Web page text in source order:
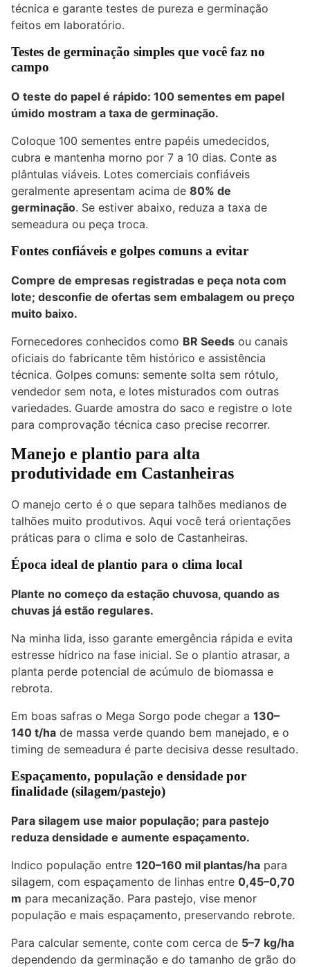
técnica e garante testes de pureza e germinação
feitos em laboratório.
Testes de germinação simples que você faz no
campo
O teste do papel é rápido: 100 sementes em papel
úmido mostram a taxa de germinação.
Coloque 100 sementes entre papéis umedecidos,
cubra e mantenha morno por 7 a 10 dias. Conte as
plântulas viáveis. Lotes comerciais confiáveis
geralmente apresentam acima de 80% de
germinação. Se estiver abaixo, reduza a taxa de
semeadura ou peça troca.
Fontes confiáveis e golpes comuns a evitar
Compre de empresas registradas e peça nota com
lote; desconfie de ofertas sem embalagem ou preço
muito baixo.
Fornecedores conhecidos como BR Seeds ou canais
oficiais do fabricante têm histórico e assistência
técnica. Golpes comuns: semente solta sem rótulo,
vendedor sem nota, e lotes misturados com outras
variedades. Guarde amostra do saco e registre o lote
para comprovação técnica caso precise recorrer.
Manejo e plantio para alta
produtividade em Castanheiras
O manejo certo é o que separa talhões medianos de
talhões muito produtivos. Aqui você terá orientações
práticas para o clima e solo de Castanheiras.
Época ideal de plantio para o clima local
Plante no começo da estação chuvosa, quando as
chuvas já estão regulares.
Na minha lida, isso garante emergência rápida e evita
estresse hídrico na fase inicial. Se o plantio atrasar, a
planta perde potencial de acúmulo de biomassa e
rebrota.
Em boas safras o Mega Sorgo pode chegar a 130–
140 t/ha de massa verde quando bem manejado, e o
timing de semeadura é parte decisiva desse resultado.
Espaçamento, população e densidade por
finalidade (silagem/pastejo)
Para silagem use maior população; para pastejo
reduza densidade e aumente espaçamento.
Indico população entre 120–160 mil plantas/ha para
silagem, com espaçamento de linhas entre 0,45–0,70
m para mecanização. Para pastejo, vise menor
população e mais espaçamento, preservando rebrote.
Para calcular semente, conte com cerca de 5–7 kg/ha
dependendo da germinação e do tamanho de grão do